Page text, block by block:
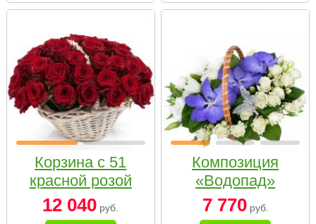
Корзина с 51
красной розой
12 040 руб.
Композиция
«Водопад»
7 770руб.